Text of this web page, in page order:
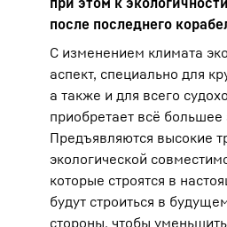
после последнего
С изменением климата
аспект, специально для
а также и для всего
приобретает всё большее
Предъявляются высокие
экологической
которые строятся в
будут строиться в
стороны, чтобы